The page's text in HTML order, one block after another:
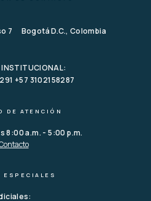
7 Bogotá D.C., Colombia
+57 3102158287
DE ATENCIÓN
8:00 a.m. - 5:00 p.m.
ESPECIALES